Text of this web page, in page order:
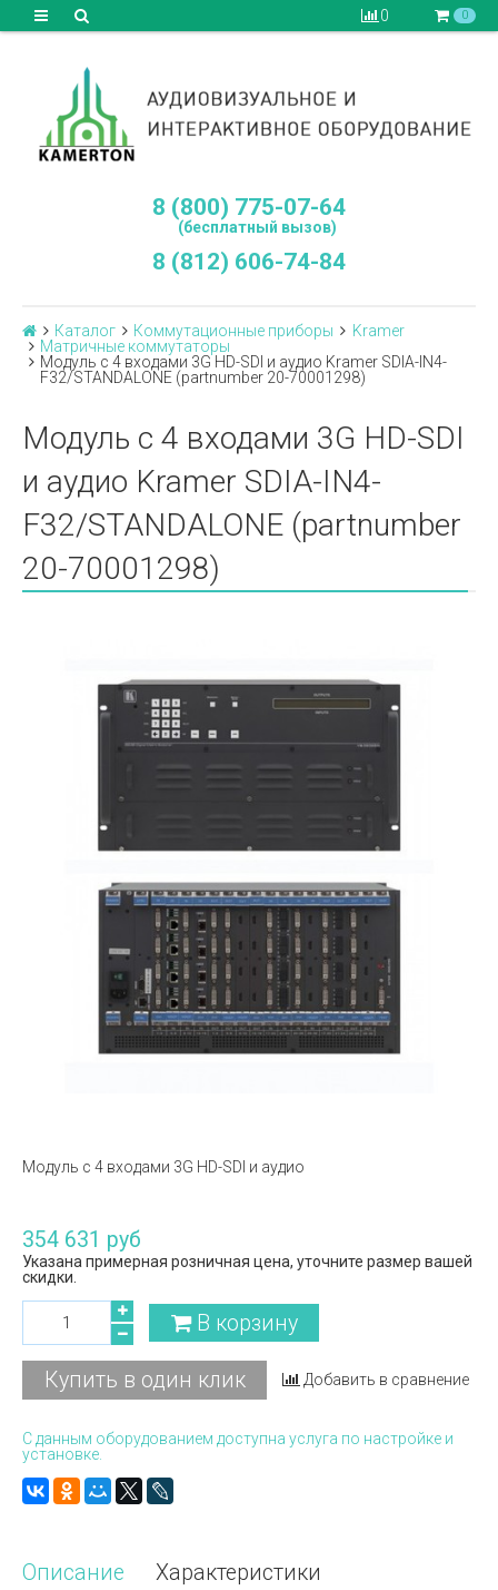
0 0
8 (800) 775-07-64
(бесплатный вызов)
8 (812) 606-74-84
Каталог Коммутационные приборы
Kramer
Матричные коммутаторы
Модуль c 4 входами 3G HD-SDI и аудио Kramer SDIA-IN4-
F32/STANDALONE (partnumber 20-70001298)
Модуль c 4 входами 3G HD-SDI
и аудио Kramer SDIA-IN4-
F32/STANDALONE (partnumber
20-70001298)
Модуль c 4 входами 3G HD-SDI и аудио
354 631 руб
Указана примерная розничная цена, уточните размер вашей
скидки.
В корзину
Купить в один клик Добавить в сравнение
С данным оборудованием доступна услуга по настройке и
установке.
Описание Характеристики